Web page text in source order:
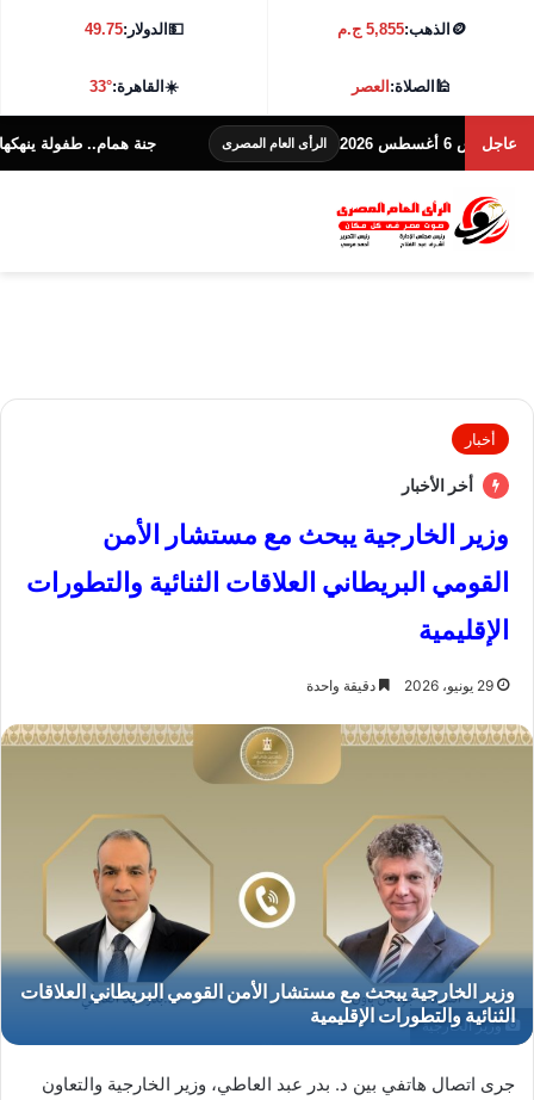
🪙 الذهب:5,855 ج.م 💵الدولار:49.75
🕌الصلاة:العصر ☀️القاهرة:33°
عاجل الرأى العام المصرى جنة همام.. طفولة ينهكها
أخبار
أخر الأخبار
وزير الخارجية يبحث مع مستشار الأمن
القومي البريطاني العلاقات الثنائية والتطورات
الإقليمية
29 يونيو، 2026 دقيقة واحدة
وزير الخارجية
جرى اتصال هاتفي بين د. بدر عبد العاطي، وزير الخارجية والتعاون